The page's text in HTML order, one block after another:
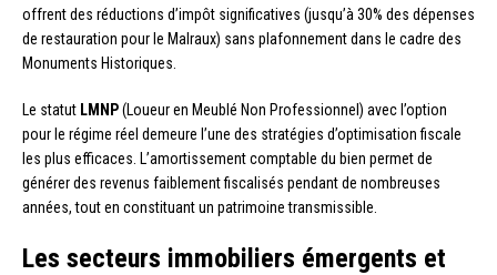
offrent des réductions d’impôt significatives (jusqu’à 30% des dépenses
de restauration pour le Malraux) sans plafonnement dans le cadre des
Monuments Historiques.
Le statut LMNP(Loueur en Meublé Non Professionnel) avec l’option
pour le régime réel demeure l’une des stratégies d’optimisation fiscale
les plus efficaces. L’amortissement comptable du bien permet de
générer des revenus faiblement fiscalisés pendant de nombreuses
années, tout en constituant un patrimoine transmissible.
Les secteurs immobiliers émergents et